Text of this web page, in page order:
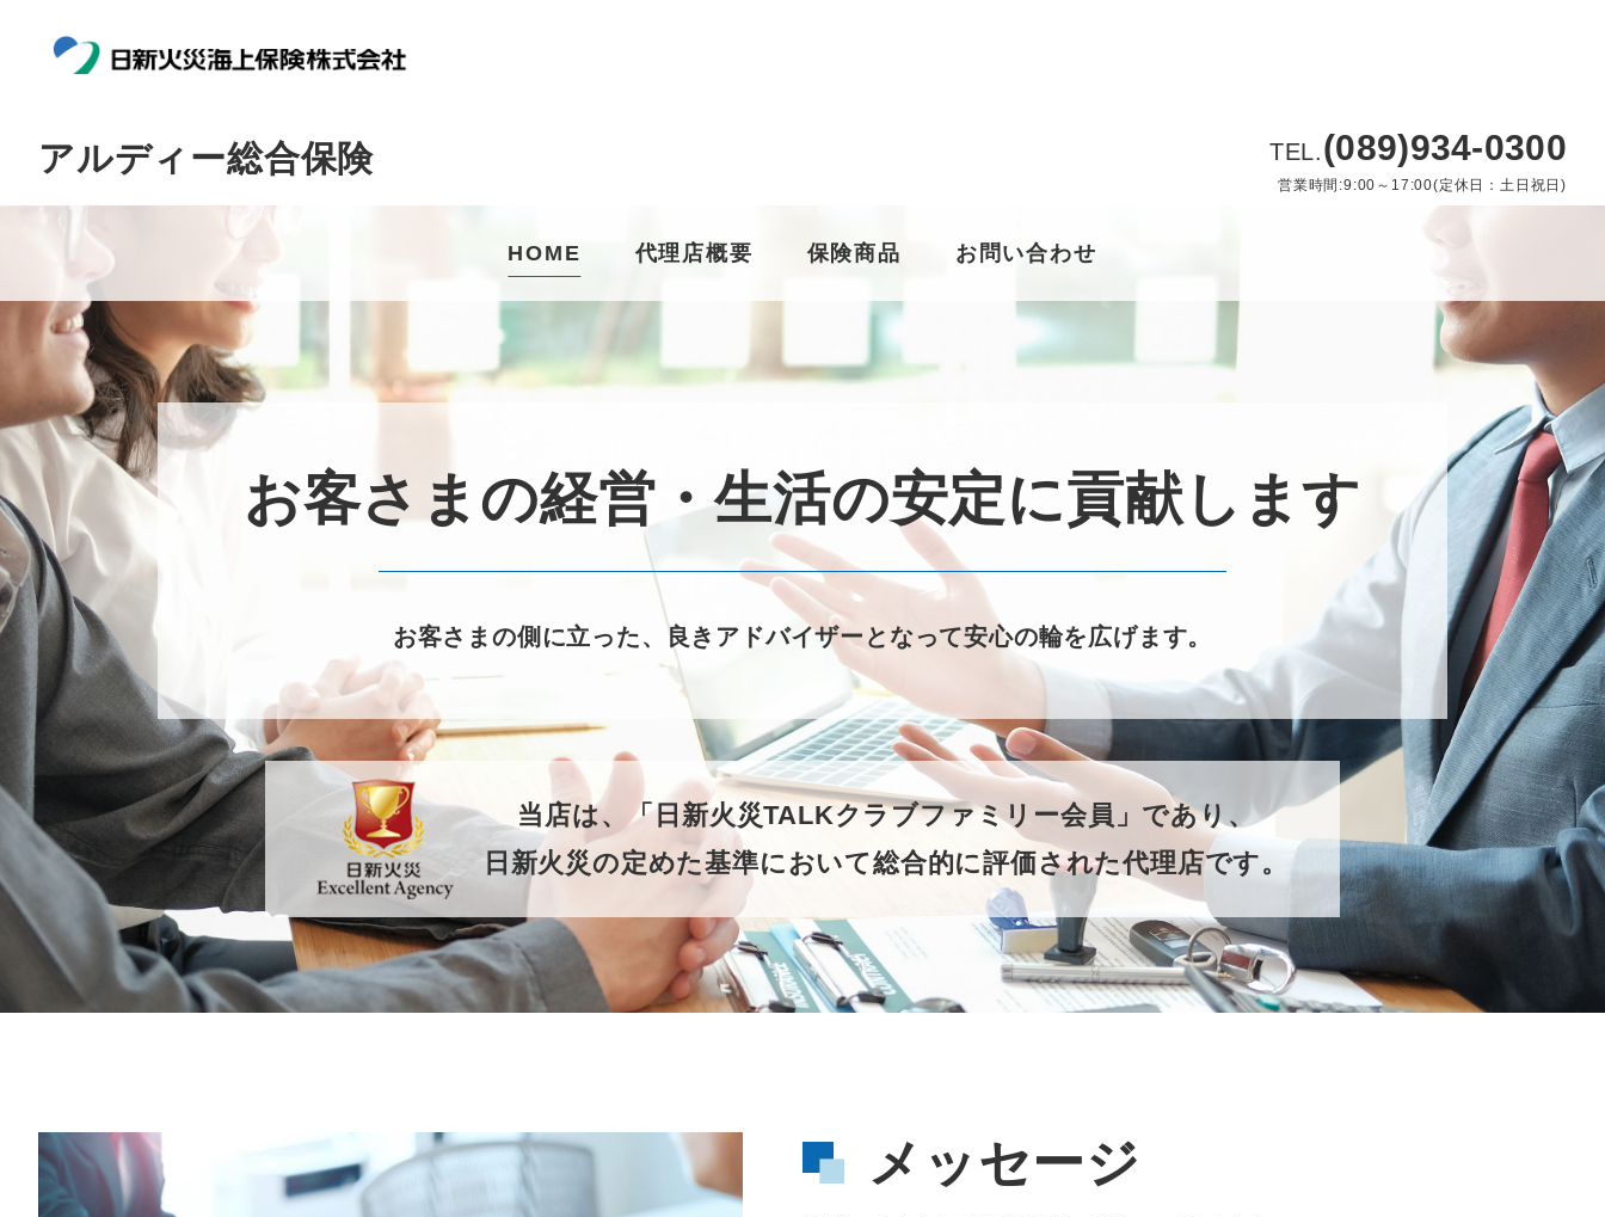
アルディー総合保険 TEL.(089)934-0300
営業時間:9:00～17:00(定休日：土日祝日)
HOME 代理店概要 保険商品 お問い合わせ
お客さまの経営・生活の安定に貢献します
お客さまの側に立った、良きアドバイザーとなって安心の輪を広げます。
当店は、「日新火災TALKクラブファミリー会員」であり、
日新火災の定めた基準において総合的に評価された代理店です。
メッセージ